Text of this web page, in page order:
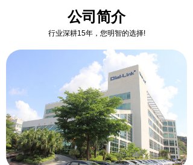
公司简介
行业深耕15年，您明智的选择!